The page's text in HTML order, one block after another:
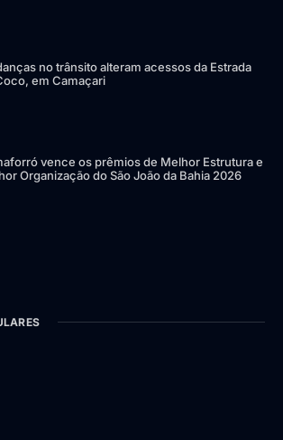
no trânsito alteram acessos da Estrada
em Camaçari
vence os prêmios de Melhor Estrutura e
Organização do São João da Bahia 2026